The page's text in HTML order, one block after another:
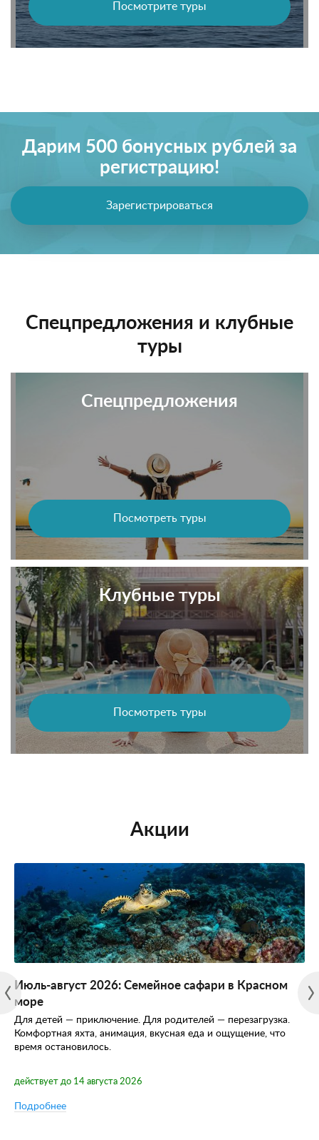
Посмотрите туры
Дарим 500 бонусных рублей за
регистрацию!
Зарегистрироваться
Спецпредложения и клубные
туры
Спецпредложения
Посмотреть туры
Клубные туры
Посмотреть туры
Акции
Июль-август 2026: Семейное сафари в Красном
море
Для детей — приключение. Для родителей — перезагрузка.
Комфортная яхта, анимация, вкусная еда и ощущение, что
время остановилось.
действует до 14 августа 2026
Подробнее